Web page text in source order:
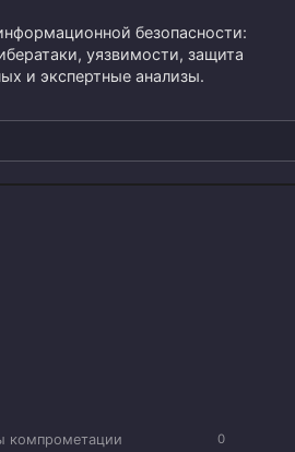
безопасности:
уязвимости, защита
и экспертные анализы.
0
компрометации